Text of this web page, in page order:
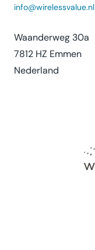
info@wirelessvalue.nl
Waanderweg 30a
7812 HZ Emmen
Nederland